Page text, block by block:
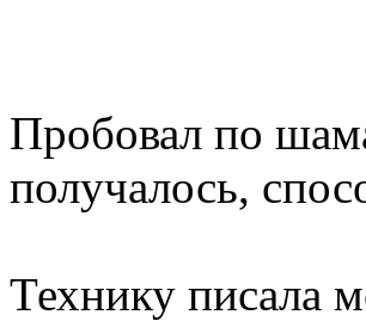
Пробовал по
получалось,
Технику писала